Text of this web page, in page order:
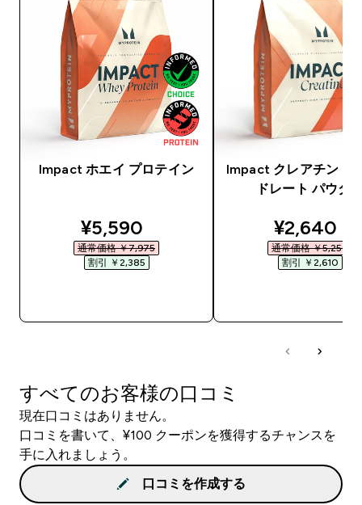
Impact ホエイ プロテイン
discounted price
¥5,590‎
通常価格 ￥7,975‎
割引 ￥2,385‎
Impact クレアチン モ
ドレート パウダ
¥2,640‎
通常価格 ￥5,250‎
割引 ￥2,610‎
すべてのお客様の口コミ
現在口コミはありません。
口コミを書いて、¥100 クーポンを獲得するチャンスを
手に入れましょう。
口コミを作成する